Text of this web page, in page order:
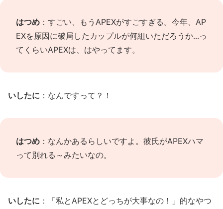
はつめ ：すごい、もうAPEXがすごすぎる。今年、AP
EXを原因に破局したカップルが何組いただろうか...っ
てくらいAPEXは、はやってます。
いしたに ：なんですって？！
はつめ ：なんかあるらしいですよ。彼氏がAPEXハマ
って別れる～みたいなの。
いしたに ：「私とAPEXとどっちが大事なの！」的なやつ